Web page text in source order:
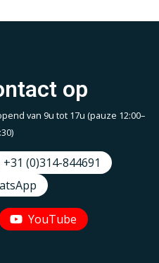
op
van 9u tot 17u (pauze 12:00–
+31 (0)314-844691
YouTube